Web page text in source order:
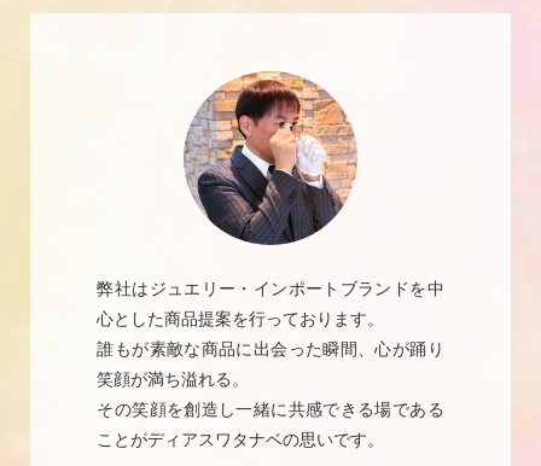
弊社はジュエリー・インポートブランドを中
心とした商品提案を行っております。
誰もが素敵な商品に出会った瞬間、心が踊り
笑顔が満ち溢れる。
その笑顔を創造し一緒に共感できる場である
ことがディアスワタナベの思いです。